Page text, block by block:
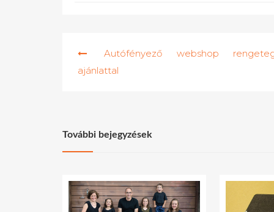
navigáció
Autófényező webshop
ajánlattal
További bejegyzések